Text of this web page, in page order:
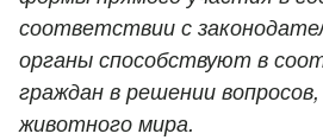
соответствии с
органы способствуют в
граждан в решении
животного мира.